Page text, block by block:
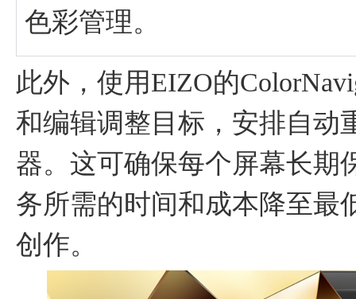
色彩管理。
此外，使用EIZO的
和编辑调整目标，安排自动
器。这可确保每个屏幕长期
务所需的时间和成本降至最
创作。